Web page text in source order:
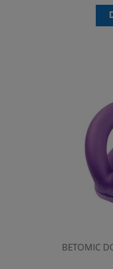
BETOMIC